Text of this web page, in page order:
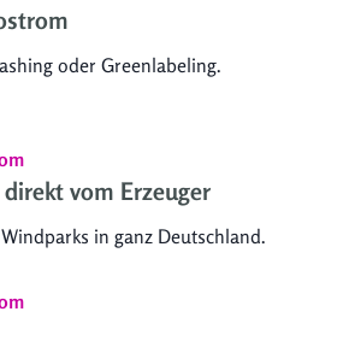
oder Greenlabeling.
vom Erzeuger
in ganz Deutschland.